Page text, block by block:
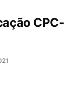
CPC-